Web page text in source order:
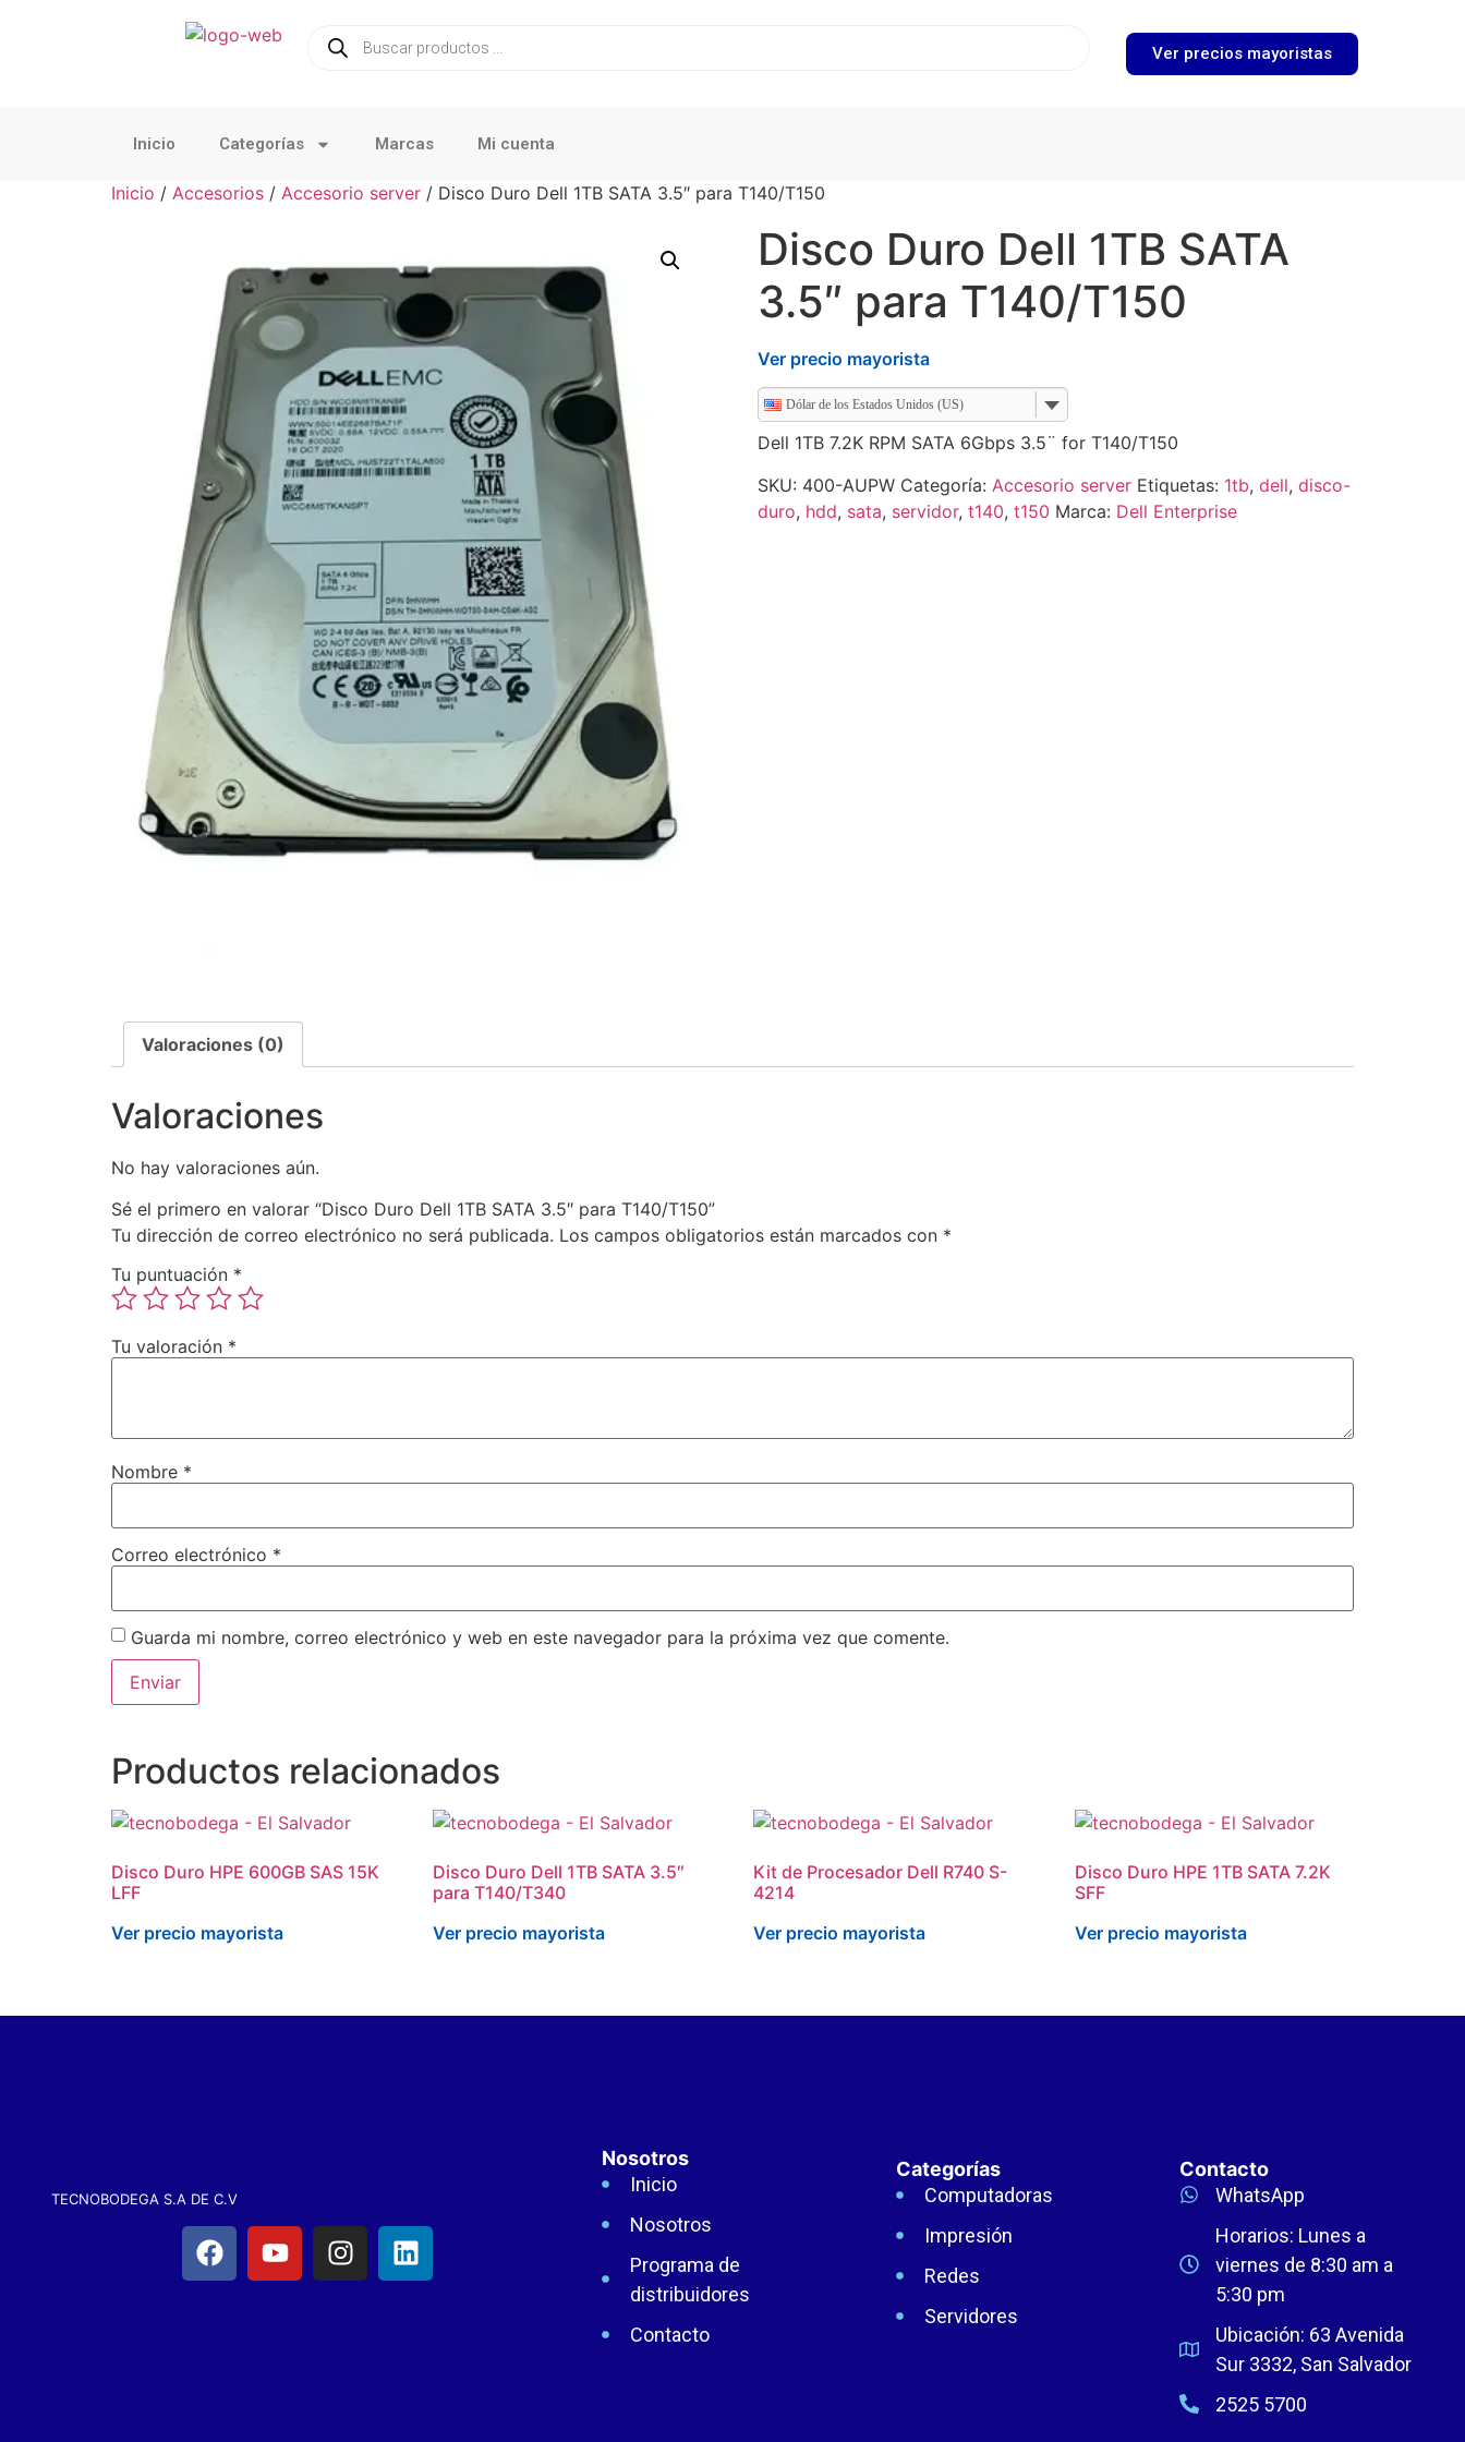
Ver precios mayoristas
Inicio Categorías Marcas Mi cuenta
Inicio / Accesorios / Accesorio server / Disco Duro Dell 1TB SATA 3.5″ para T140/T150
Disco Duro Dell 1TB SATA
3.5″ para T140/T150
Ver precio mayorista
Dólar de los Estados Unidos (US)
Dell 1TB 7.2K RPM SATA 6Gbps 3.5¨ for T140/T150
SKU: 400-AUPW Categoría: Accesorio server Etiquetas: 1tb, dell, disco-
duro, hdd, sata, servidor, t140, t150 Marca: Dell Enterprise
Valoraciones (0)
Valoraciones
No hay valoraciones aún.
Sé el primero en valorar “Disco Duro Dell 1TB SATA 3.5″ para T140/T150”
Tu dirección de correo electrónico no será publicada. Los campos obligatorios están marcados con *
Tu puntuación *
Tu valoración *
Nombre *
Correo electrónico *
Guarda mi nombre, correo electrónico y web en este navegador para la próxima vez que comente.
Productos relacionados
Disco Duro HPE 600GB SAS 15K
LFF
Ver precio mayorista
Disco Duro Dell 1TB SATA 3.5″
para T140/T340
Ver precio mayorista
Kit de Procesador Dell R740 S-
4214
Ver precio mayorista
Disco Duro HPE 1TB SATA 7.2K
SFF
Ver precio mayorista
TECNOBODEGA S.A DE C.V
Nosotros
Inicio
Nosotros
Programa de
distribuidores
Contacto
Categorías
Computadoras
Impresión
Redes
Servidores
Contacto
WhatsApp
Horarios: Lunes a
viernes de 8:30 am a
5:30 pm
Ubicación: 63 Avenida
Sur 3332, San Salvador
2525 5700